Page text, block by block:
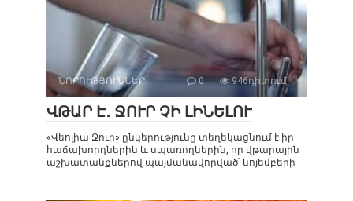
ՆՈՐՈՒԹՅՈՒՆՆԵՐ 0 946դիտում
ՎԹԱՐ Է․ ՋՈՒՐ ՉԻ ԼԻՆԵԼՈՒ
«Վեոլիա Ջուր» ընկերությունը տեղեկացնում է իր
հաճախորդներին և սպառողներին, որ վթարային
աշխատանքներով պայմանավորված՝ նոյեմբերի